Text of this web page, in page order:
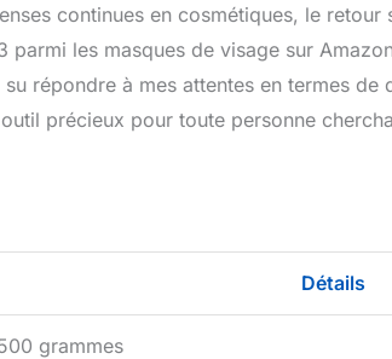
continues en cosmétiques, le retour
parmi les masques de visage sur
répondre à mes attentes en termes de
précieux pour toute personne
Détails
grammes